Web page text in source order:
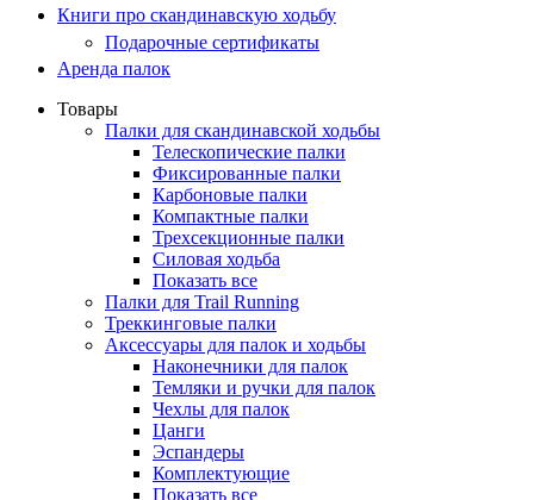
Книги про скандинавскую ходьбу
Подарочные сертификаты
Аренда палок
Товары
Палки для скандинавской ходьбы
Телескопические палки
Фиксированные палки
Карбоновые палки
Компактные палки
Трехсекционные палки
Силовая ходьба
Показать все
Палки для Trail Running
Треккинговые палки
Аксессуары для палок и ходьбы
Наконечники для палок
Темляки и ручки для палок
Чехлы для палок
Цанги
Эспандеры
Комплектующие
Показать все